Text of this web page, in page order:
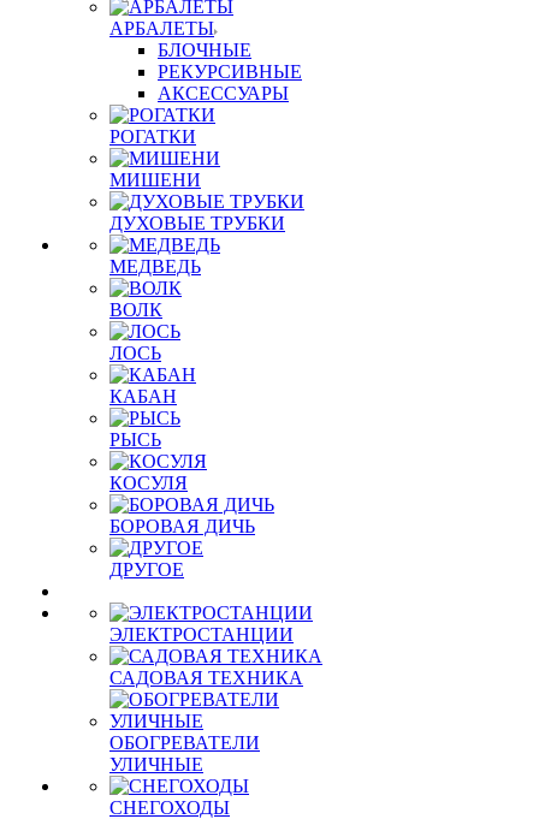
АРБАЛЕТЫ
БЛОЧНЫЕ
РЕКУРСИВНЫЕ
АКСЕССУАРЫ
РОГАТКИ
МИШЕНИ
ДУХОВЫЕ ТРУБКИ
МЕДВЕДЬ
ВОЛК
ЛОСЬ
КАБАН
РЫСЬ
КОСУЛЯ
БОРОВАЯ ДИЧЬ
ДРУГОЕ
ЭЛЕКТРОСТАНЦИИ
САДОВАЯ ТЕХНИКА
ОБОГРЕВАТЕЛИ
УЛИЧНЫЕ
СНЕГОХОДЫ